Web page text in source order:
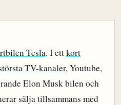
Tesla. I ettkort
TV-kanaler, Youtube,
Elon Musk bilen och
sälja tillsammans med